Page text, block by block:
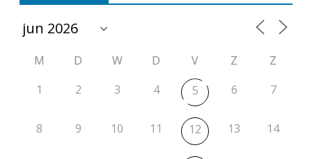
M D W D V Z
Z
1
2 3 4 5 6 7
8 9 10 11 12 13 14